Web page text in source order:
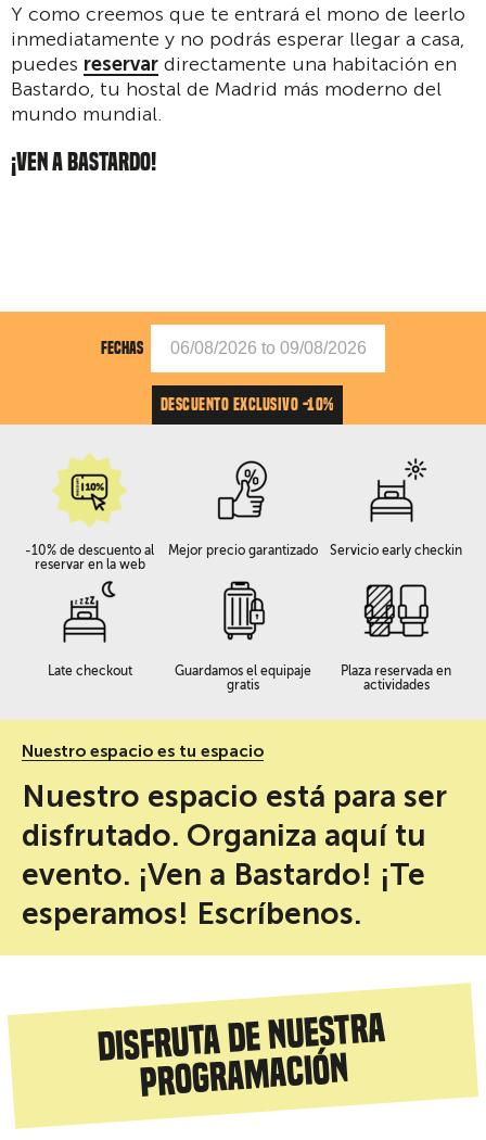
Y como creemos que te entrará el mono de leerlo
inmediatamente y no podrás esperar llegar a casa,
puedes reservar directamente una habitación en
Bastardo, tu hostal de Madrid más moderno del
mundo mundial.
¡VEN A BASTARDO!
FECHAS
DESCUENTO EXCLUSIVO -10%
-10% de descuento al
reservar en la web
Mejor precio garantizado Servicio early checkin
Late checkout
Guardamos el equipaje
gratis
Plaza reservada en
actividades
Nuestro espacio es tu espacio
Nuestro espacio está para ser
disfrutado. Organiza aquí tu
evento. ¡Ven a Bastardo! ¡Te
esperamos! Escríbenos.
Disfruta de nuestra
programación